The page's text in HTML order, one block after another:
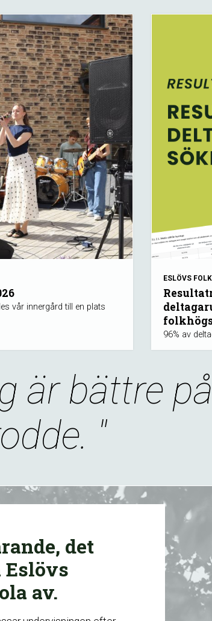
vår innergård till en plats
ESLÖVS
96% av
är bättre
"
det
av.